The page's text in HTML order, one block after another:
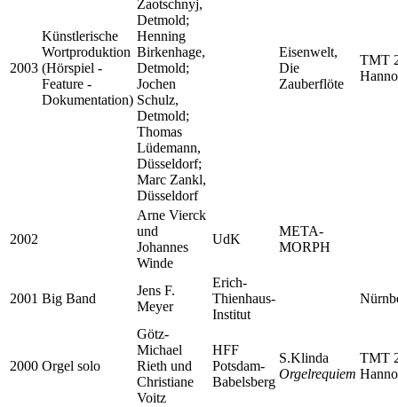
2003
Künstlerische
Wortproduktion
(Hörspiel -
Feature -
Dokumentation)
Zaotschnyj,
Detmold;
Henning
Birkenhage,
Detmold;
Jochen
Schulz,
Detmold;
Thomas
Lüdemann,
Düsseldorf;
Marc Zankl,
Düsseldorf
Eisenwelt,
Die
Zauberflöte
TMT
2002
Arne Vierck
und
Johannes
Winde
UdK
META-
MORPH
2001 Big Band
Jens F.
Meyer
Erich-
Thienhaus-
Institut
2000 Orgel solo
Götz-
Michael
Rieth und
Christiane
Voitz
HFF
Potsdam-
Babelsberg
S.Klinda
Orgelrequiem
TMT